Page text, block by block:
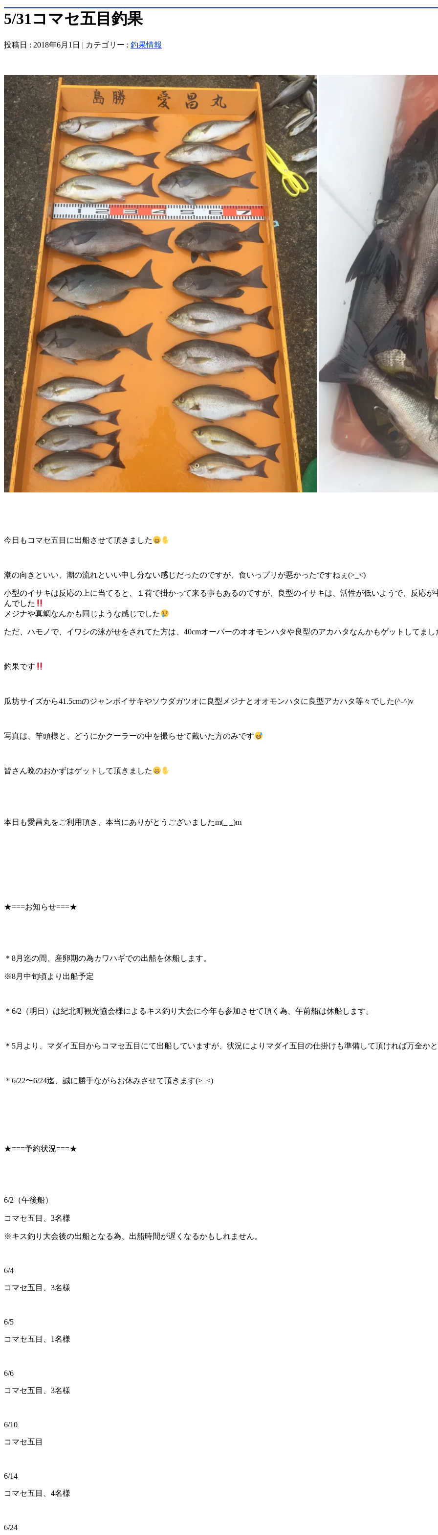
5/31コマセ五目釣果
投稿日 : 2018年6月1日 | カテゴリー : 釣果情報
今日もコマセ五目に出船させて頂きました
潮の向きといい、潮の流れといい申し分ない感じだったのですが、食いっプリが悪かったですねぇ(>_<)
小型のイサキは反応の上に当てると、１荷で掛かって来る事もあるのですが、良型のイサキは、活性が低いようで、反応
んでした
メジナや真鯛なんかも同じような感じでした
ただ、ハモノで、イワシの泳がせをされてた方は、40cmオーバーのオオモンハタや良型のアカハタなんかもゲットしてまし
釣果です
瓜坊サイズから41.5cmのジャンボイサキやソウダガツオに良型メジナとオオモンハタに良型アカハタ等々でした(^-^)v
写真は、竿頭様と、どうにかクーラーの中を撮らせて戴いた方のみです
皆さん晩のおかずはゲットして頂きました
本日も愛昌丸をご利用頂き、本当にありがとうございましたm(_ _)m
★===お知らせ===★
＊8月迄の間、産卵期の為カワハギでの出船を休船します。
※8月中旬頃より出船予定
＊6/2（明日）は紀北町観光協会様によるキス釣り大会に今年も参加させて頂く為、午前船は休船します。
＊5月より、マダイ五目からコマセ五目にて出船していますが、状況によりマダイ五目の仕掛けも準備して頂ければ万全か
＊6/22〜6/24迄、誠に勝手ながらお休みさせて頂きます(>_<)
★===予約状況===★
6/2（午後船）
コマセ五目、3名様
※キス釣り大会後の出船となる為、出船時間が遅くなるかもしれません。
6/4
コマセ五目、3名様
6/5
コマセ五目、1名様
6/6
コマセ五目、3名様
6/10
コマセ五目
6/14
コマセ五目、4名様
6/24